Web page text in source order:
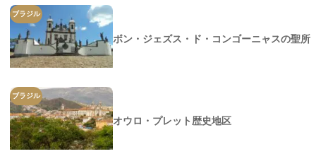
ブラジル
ボン・ジェズス・ド・コンゴーニャスの聖所
ブラジル
オウロ・プレット歴史地区